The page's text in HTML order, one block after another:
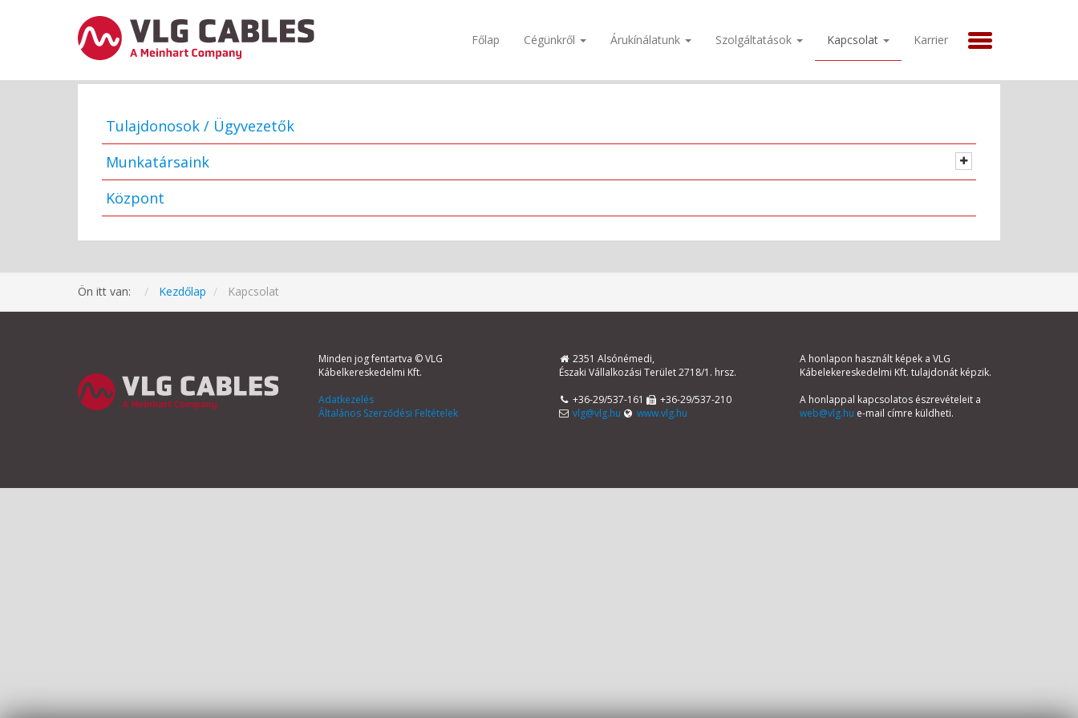
Főlap Cégünkről Árukínálatunk Szolgáltatások Kapcsolat Karrier
Tulajdonosok / Ügyvezetők
Munkatársaink
Központ
Ön itt van: Kezdőlap Kapcsolat
Minden jog fentartva © VLG
Kábelkereskedelmi Kft.
Adatkezelés
Általános Szerződési Feltételek
2351 Alsónémedi,
Északi Vállalkozási Terület 2718/1. hrsz.
+36-29/537-161
+36-29/537-210
vlg@vlg.hu
www.vlg.hu
A honlapon használt képek a VLG
Kábelekereskedelmi Kft. tulajdonát képzik.
A honlappal kapcsolatos észrevételeit a
web@vlg.hu e-mail címre küldheti.